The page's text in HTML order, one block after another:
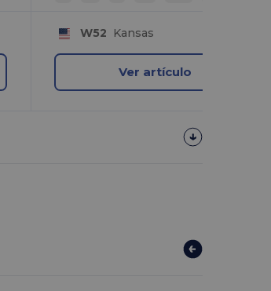
W52 Kansas
Ver artículo